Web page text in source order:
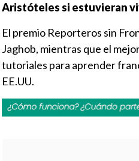
Aristóteles si estuvieran
El premio Reporteros sin
Jaghob, mientras que el
tutoriales para aprender
EE.UU.